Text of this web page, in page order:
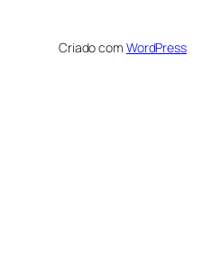
Criado com WordPress